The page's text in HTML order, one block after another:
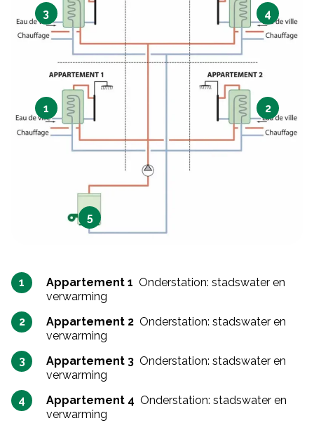
1 2
3 4
5
Appartement 1 Onderstation: stadswater en
verwarming
Appartement 2 Onderstation: stadswater en
verwarming
Appartement 3 Onderstation: stadswater en
verwarming
Appartement 4 Onderstation: stadswater en
verwarming